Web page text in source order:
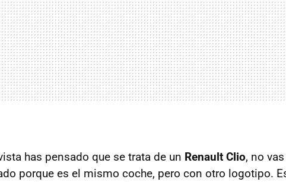
has pensado que se trata de un Renault Clio, no
porque es el mismo coche, pero con otro logotipo.